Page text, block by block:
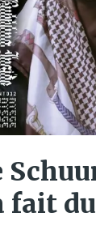
fait